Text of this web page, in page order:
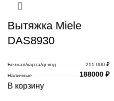
Вытяжка Miele
DAS8930
Безнал/карта/qr-код
211 000 ₽
Наличные
188000 ₽
В корзину